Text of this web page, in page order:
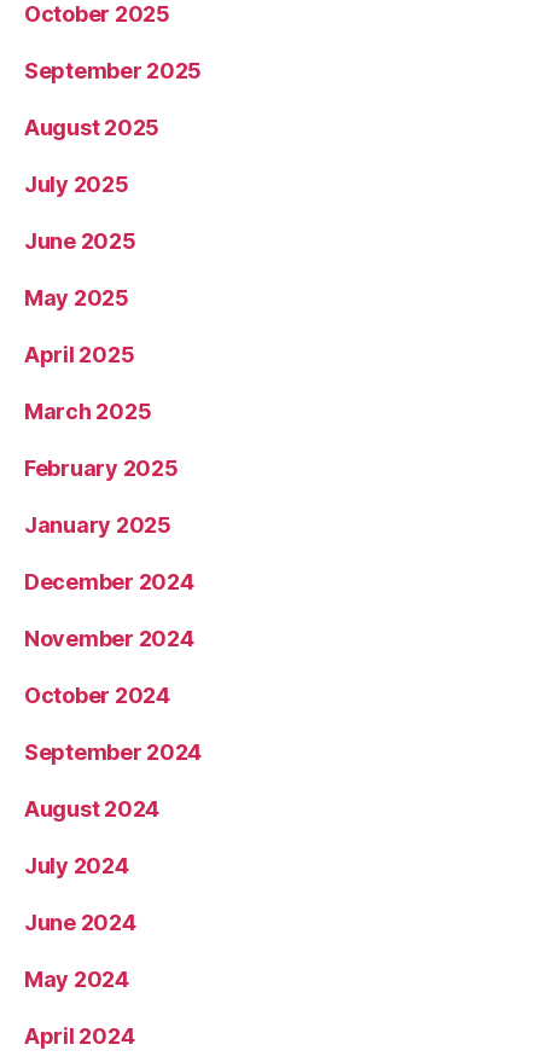
October 2025
September 2025
August 2025
July 2025
June 2025
May 2025
April 2025
March 2025
February 2025
January 2025
December 2024
November 2024
October 2024
September 2024
August 2024
July 2024
June 2024
May 2024
April 2024